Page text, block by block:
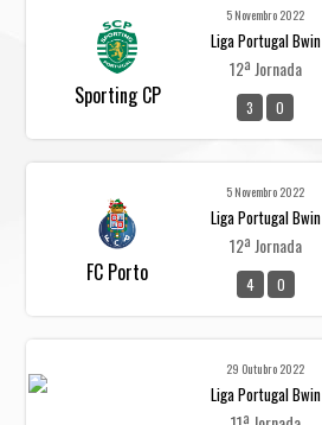
Sporting CP
5 Novembro 2022
Liga Portugal Bwin
12ª Jornada
3 0
FC Porto
5 Novembro 2022
Liga Portugal Bwin
12ª Jornada
4 0
29 Outubro 2022
Liga Portugal Bwin